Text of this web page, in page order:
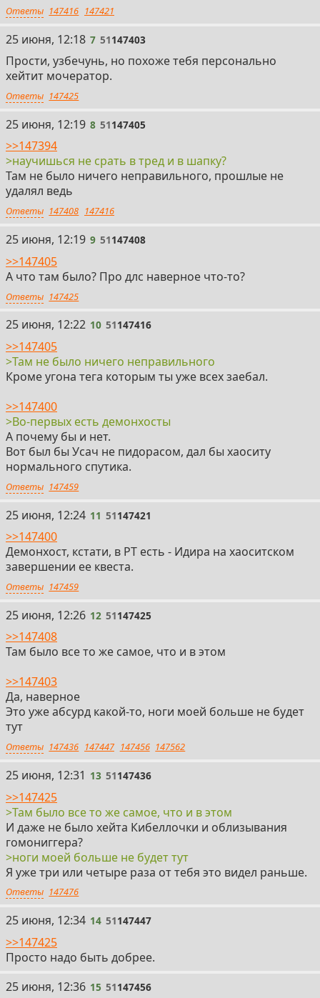
Ответы 147416 147421
7
25 июня, 12:18 7 51147403
Прости, узбечунь, но похоже тебя персонально
хейтит мочератор.
Ответы 147425
8
25 июня, 12:19 8 51147405
>>147394
>научишься не срать в тред и в шапку?
Там не было ничего неправильного, прошлые не
удалял ведь
Ответы 147408 147416
9
25 июня, 12:19 9 51147408
>>147405
А что там было? Про длс наверное что-то?
Ответы 147425
10
25 июня, 12:22 10 51147416
>>147405
>Там не было ничего неправильного
Кроме угона тега которым ты уже всех заебал.
>>147400
>Во-первых есть демонхосты
А почему бы и нет.
Вот был бы Усач не пидорасом, дал бы хаоситу
нормального спутика.
Ответы 147459
11
25 июня, 12:24 11 51147421
>>147400
Демонхост, кстати, в РТ есть - Идира на хаоситском
завершении ее квеста.
Ответы 147459
12
25 июня, 12:26 12 51147425
>>147408
Там было все то же самое, что и в этом
>>147403
Да, наверное
Это уже абсурд какой-то, ноги моей больше не будет
тут
Ответы 147436 147447 147456 147562
13
25 июня, 12:31 13 51147436
>>147425
>Там было все то же самое, что и в этом
И даже не было хейта Кибеллочки и облизывания
гомониггера?
>ноги моей больше не будет тут
Я уже три или четыре раза от тебя это видел раньше.
Ответы 147476
14
25 июня, 12:34 14 51147447
>>147425
Просто надо быть добрее.
15
25 июня, 12:36 15 51147456